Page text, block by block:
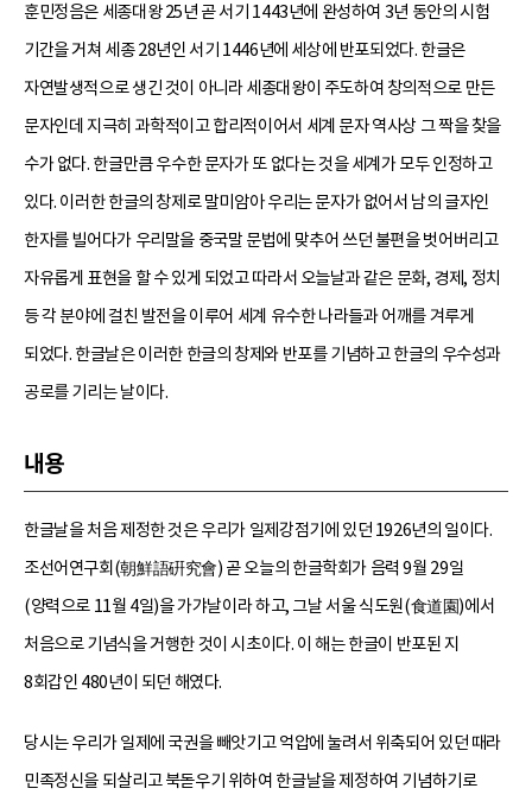
훈민정음은 세종대왕 25년 곧 서기 1443년에 완성하여 3년 동안의 시험
기간을 거쳐 세종 28년인 서기 1446년에 세상에 반포되었다. 한글은
자연발생적으로 생긴 것이 아니라 세종대왕이 주도하여 창의적으로 만든
문자인데 지극히 과학적이고 합리적이어서 세계 문자 역사상 그 짝을 찾을
수가 없다. 한글만큼 우수한 문자가 또 없다는 것을 세계가 모두 인정하고
있다. 이러한 한글의 창제로 말미암아 우리는 문자가 없어서 남의 글자인
한자를 빌어다가 우리말을 중국말 문법에 맞추어 쓰던 불편을 벗어버리고
자유롭게 표현을 할 수 있게 되었고 따라서 오늘날과 같은 문화, 경제, 정치
등 각 분야에 걸친 발전을 이루어 세계 유수한 나라들과 어깨를 겨루게
되었다. 한글날은 이러한 한글의 창제와 반포를 기념하고 한글의 우수성과
공로를 기리는 날이다.
내용
한글날을 처음 제정한 것은 우리가 일제강점기에 있던 1926년의 일이다.
조선어연구회(朝鮮語硏究會) 곧 오늘의 한글학회가 음력 9월 29일
(양력으로 11월 4일)을 가갸날이라 하고, 그날 서울 식도원(食道園)에서
처음으로 기념식을 거행한 것이 시초이다. 이 해는 한글이 반포된 지
8회갑인 480년이 되던 해였다.
당시는 우리가 일제에 국권을 빼앗기고 억압에 눌려서 위축되어 있던 때라
민족정신을 되살리고 북돋우기 위하여 한글날을 제정하여 기념하기로